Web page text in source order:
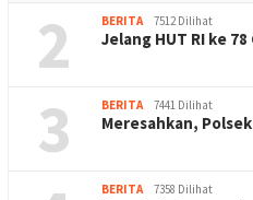
2 BERITA 7512 Dilihat
Jelang HUT RI ke
3 BERITA 7441 Dilihat
Meresahkan,
BERITA 7358 Dilihat